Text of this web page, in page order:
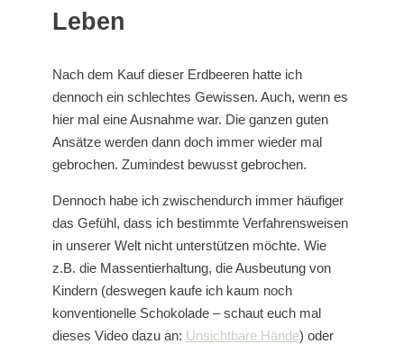
Leben
Nach dem Kauf dieser Erdbeeren hatte ich
dennoch ein schlechtes Gewissen. Auch, wenn es
hier mal eine Ausnahme war. Die ganzen guten
Ansätze werden dann doch immer wieder mal
gebrochen. Zumindest bewusst gebrochen.
Dennoch habe ich zwischendurch immer häufiger
das Gefühl, dass ich bestimmte Verfahrensweisen
in unserer Welt nicht unterstützen möchte. Wie
z.B. die Massentierhaltung, die Ausbeutung von
Kindern (deswegen kaufe ich kaum noch
konventionelle Schokolade – schaut euch mal
dieses Video dazu an: Unsichtbare Hände) oder